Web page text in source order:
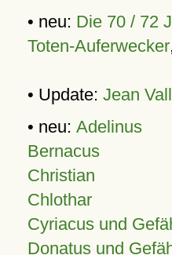
• neu: Die 70 / 72
Toten-Auferwecker
• Update: Jean
• neu: Adelinus
Bernacus
Christian
Chlothar
Cyriacus und
Donatus und